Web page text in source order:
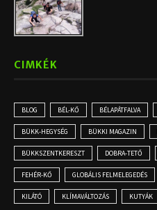
CIMKÉK
BLOG BÉL-KŐ BÉLAPÁTFALVA
BÜKK-HEGYSÉG BÜKKI MAGAZIN
BÜKKSZENTKERESZT DOBRA-TETŐ
FEHÉR-KŐ GLOBÁLIS FELMELEGEDÉS
KILÁTÓ KLÍMAVÁLTOZÁS KUTYÁK